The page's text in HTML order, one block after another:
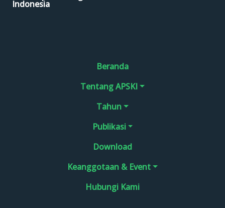
Indonesia
Beranda
Tentang APSKI
Tahun
Publikasi
Download
Keanggotaan & Event
Hubungi Kami